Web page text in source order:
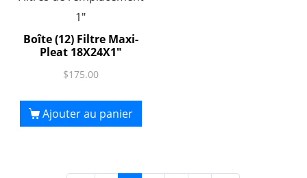
1"
Boîte (12) Filtre Maxi-
Pleat 18X24X1″
$175.00
Ajouter au panier